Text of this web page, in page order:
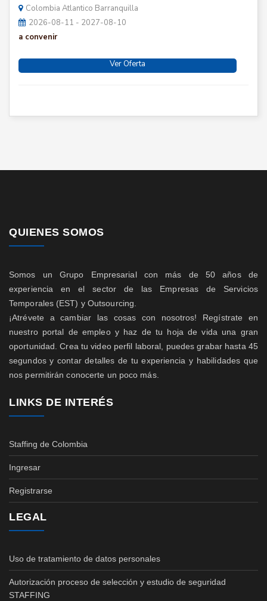
Colombia Atlantico Barranquilla
2026-08-11 - 2027-08-10
a convenir
Ver Oferta
QUIENES SOMOS
Somos un Grupo Empresarial con más de 50 años de
experiencia en el sector de las Empresas de Servicios
Temporales (EST) y Outsourcing.
¡Atrévete a cambiar las cosas con nosotros! Regístrate en
nuestro portal de empleo y haz de tu hoja de vida una gran
oportunidad. Crea tu video perfil laboral, puedes grabar hasta 45
segundos y contar detalles de tu experiencia y habilidades que
nos permitirán conocerte un poco más.
LINKS DE INTERÉS
Staffing de Colombia
Ingresar
Registrarse
LEGAL
Uso de tratamiento de datos personales
Autorización proceso de selección y estudio de seguridad
STAFFING